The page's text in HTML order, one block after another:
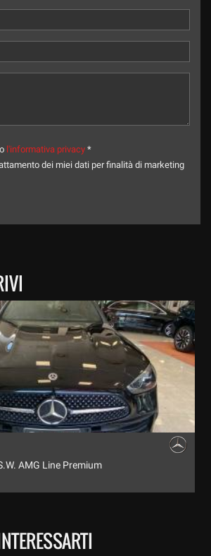
l'informativa privacy *
dei miei dati per finalità di marketing
AMG Line Premium